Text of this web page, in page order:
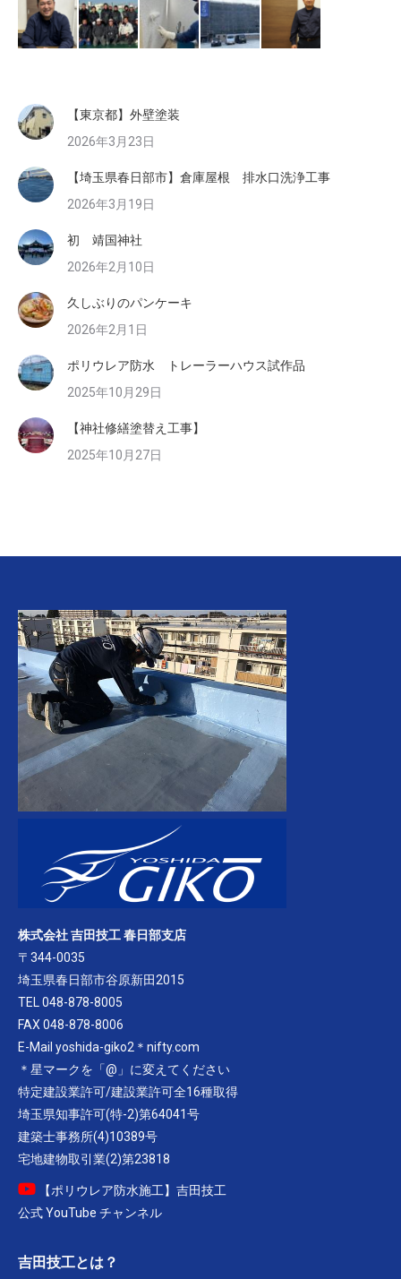
【東京都】外壁塗装
2026年3月23日
【埼玉県春日部市】倉庫屋根 排水口洗浄工事
2026年3月19日
初 靖国神社
2026年2月10日
久しぶりのパンケーキ
2026年2月1日
ポリウレア防水 トレーラーハウス試作品
2025年10月29日
【神社修繕塗替え工事】
2025年10月27日
株式会社 吉田技工 春日部支店
〒344-0035
埼玉県春日部市谷原新田2015
TEL 048-878-8005
FAX 048-878-8006
E-Mail yoshida-giko2＊nifty.com
＊星マークを「@」に変えてください
特定建設業許可/建設業許可全16種取得
埼玉県知事許可(特-2)第64041号
建築士事務所(4)10389号
宅地建物取引業(2)第23818
【ポリウレア防水施工】吉田技工
公式 YouTube チャンネル
吉田技工とは？